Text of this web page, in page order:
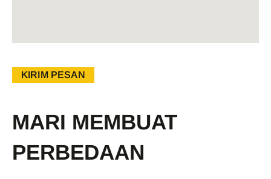
KIRIM PESAN
MARI MEMBUAT
PERBEDAAN